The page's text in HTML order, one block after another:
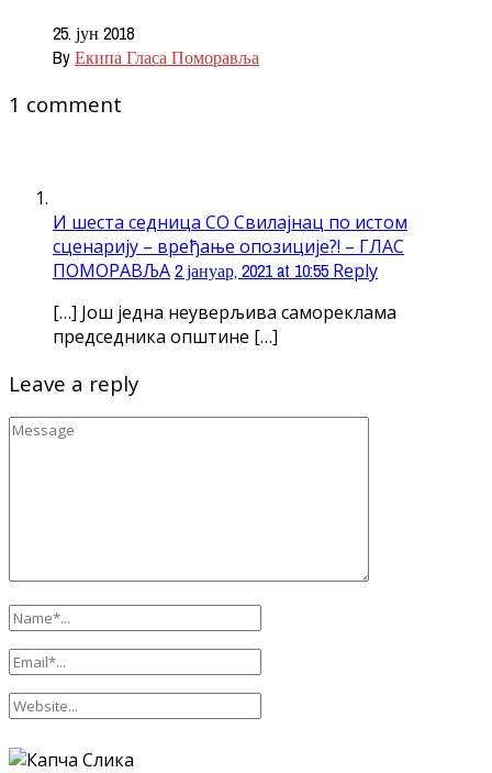
25. јун 2018
ByЕкипа Гласа Поморавља
1 comment
И шеста седница СО Свилајнац по истом
сценарију – вређање опозиције?! – ГЛАС
ПОМОРАВЉА2 јануар, 2021 at 10:55 Reply
[…] Још једна неуверљива самореклама
председника општине […]
Leave a reply